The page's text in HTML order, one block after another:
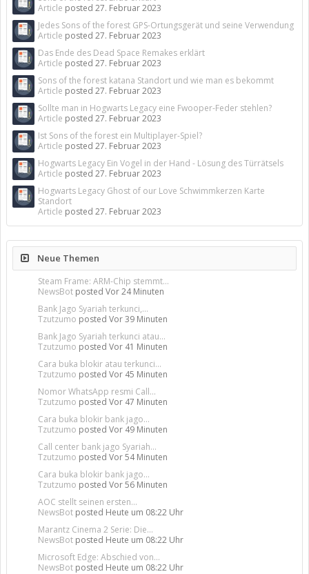
Article posted 27. Februar 2023
Jedes Sons of the forest GPS-Ortungsgerät und seine Verwendung
Article posted 27. Februar 2023
Das Ende des Dead Space Remakes erklärt
Article posted 27. Februar 2023
Sons of the forest katana Standort und wie man es bekommt
Article posted 27. Februar 2023
Sollte man in Hogwarts Legacy eine Fwooper-Feder stehlen?
Article posted 27. Februar 2023
Ist Sons of the forest ein Multiplayer-Spiel?
Article posted 27. Februar 2023
Hogwarts Legacy Ein Vogel in der Hand - Lösung des Türrätsels
Article posted 27. Februar 2023
Hogwarts Legacy Ghost of our Love Schwimmkerzen Karte
Standort
Article posted 27. Februar 2023
Neue Themen
Steam Frame: ARM-Chip stemmt...
NewsBot posted Vor 24 Minuten
Bank Jago Syariah terkunci,...
Tzutzumo posted Vor 39 Minuten
Bank Jago Syariah terkunci atau...
Tzutzumo posted Vor 41 Minuten
Cara buka blokir atau terkunci...
Tzutzumo posted Vor 45 Minuten
Nomor WhatsApp resmi Call...
Tzutzumo posted Vor 47 Minuten
Cara buka blokir bank jago...
Tzutzumo posted Vor 49 Minuten
Call center bank jago Syariah...
Tzutzumo posted Vor 54 Minuten
Cara buka blokir bank jago...
Tzutzumo posted Vor 56 Minuten
AOC stellt seinen ersten...
NewsBot posted Heute um 08:22 Uhr
Marantz Cinema 2 Serie: Die...
NewsBot posted Heute um 08:22 Uhr
Microsoft Edge: Abschied von...
NewsBot posted Heute um 08:22 Uhr